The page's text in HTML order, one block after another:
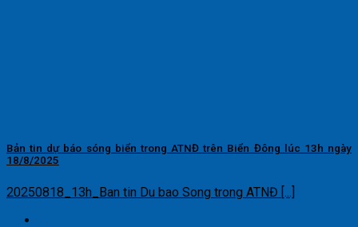
Bản tin dự báo sóng biển trong ATNĐ trên Biển Đông lúc 13h ngày
18/8/2025
20250818_13h_Ban tin Du bao Song trong ATNĐ [...]